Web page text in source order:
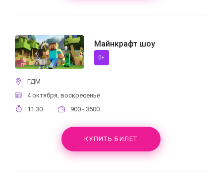
Майнкрафт шоу
0+
ГДМ
4 октября, воскресенье
11:30
900 - 3500
КУПИТЬ БИЛЕТ